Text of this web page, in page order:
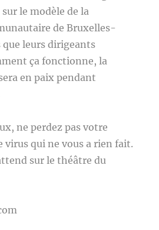
le modèle de la
de Bruxelles-
que leurs dirigeants
ça fonctionne, la
en paix pendant
ne perdez pas votre
virus qui ne vous a rien fait.
sur le théâtre du